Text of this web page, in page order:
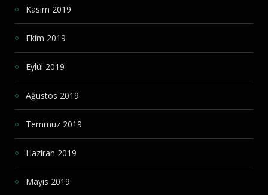
Kasım 2019
Ekim 2019
Eylül 2019
Ağustos 2019
Temmuz 2019
Haziran 2019
Mayıs 2019